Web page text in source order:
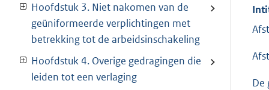
Hoofdstuk 3. Niet nakomen van de
geüniformeerde verplichtingen met
betrekking tot de arbeidsinschakeling
Hoofdstuk 4. Overige gedragingen die
leiden tot een verlaging
De